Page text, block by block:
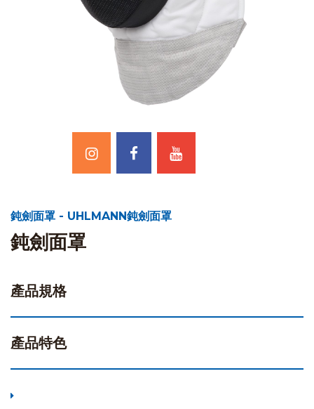
鈍劍面罩 - UHLMANN鈍劍面罩
鈍劍面罩
產品規格
產品特色